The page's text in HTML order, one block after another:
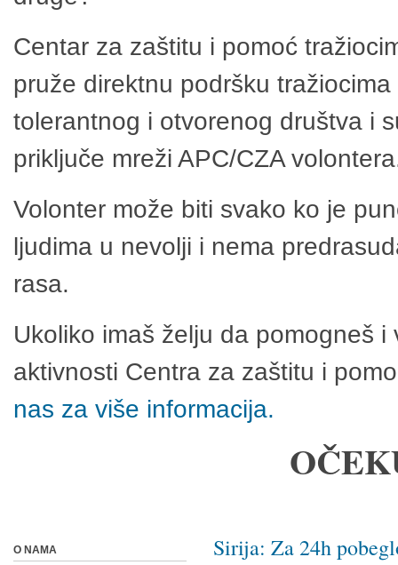
Centar za zaštitu i pomoć
pruže direktnu podršku
tolerantnog i otvorenog društva i
priključe mreži APC/CZA
Volonter može biti svako ko je
ljudima u nevolji i nema
rasa.
Ukoliko imaš želju da pomogneš
aktivnosti Centra za zaštitu i
nas za više informacija.
Sirija: Za 24h
O NAMA